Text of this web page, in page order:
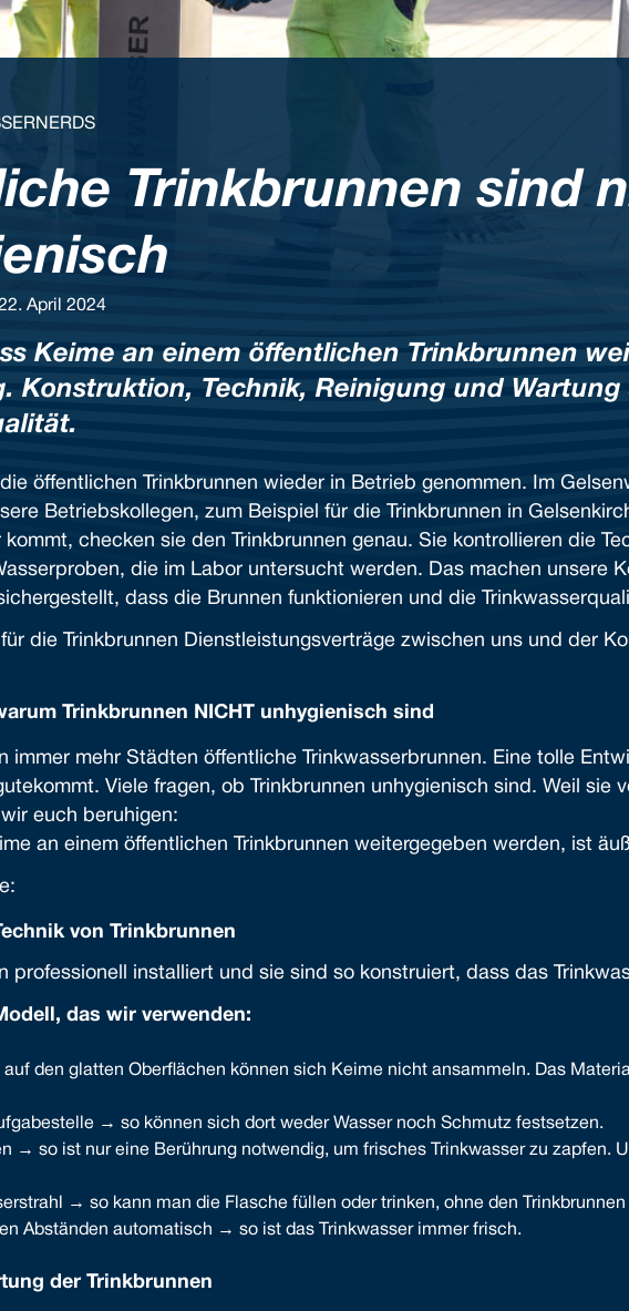
Trinkbrunnen sind
April 2024
Keime an einem öffentlichen Trinkbrunnen
Konstruktion, Technik, Reinigung und
öffentlichen Trinkbrunnen wieder in Betrieb genommen. Im
Betriebskollegen, zum Beispiel für die Trinkbrunnen in
kommt, checken sie den Trinkbrunnen genau. Sie kontrollieren die
die im Labor untersucht werden. Das machen unsere
dass die Brunnen funktionieren und die
die Trinkbrunnen Dienstleistungsverträge zwischen uns und der
Trinkbrunnen NICHT unhygienisch sind
immer mehr Städten öffentliche Trinkwasserbrunnen. Eine tolle
Viele fragen, ob Trinkbrunnen unhygienisch sind. Weil sie
euch beruhigen:
an einem öffentlichen Trinkbrunnen weitergegeben werden, ist
von Trinkbrunnen
professionell installiert und sie sind so konstruiert, dass das
das wir verwenden:
den glatten Oberflächen können sich Keime nicht ansammeln. Das
→ so können sich dort weder Wasser noch Schmutz festsetzen.
→ so ist nur eine Berührung notwendig, um frisches Trinkwasser zu zapfen.
→ so kann man die Flasche füllen oder trinken, ohne den Trinkbrunnen
Abständen automatisch → so ist das Trinkwasser immer frisch.
der Trinkbrunnen